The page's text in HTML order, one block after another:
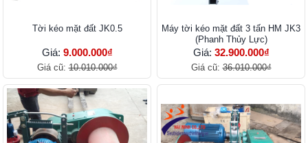
Tời kéo mặt đất JK0.5
Giá: 9.000.000₫
Giá cũ:10.010.000₫
Máy tời kéo mặt đất 3 tấn HM JK3
(Phanh Thủy Lực)
Giá: 32.900.000₫
Giá cũ:36.010.000₫